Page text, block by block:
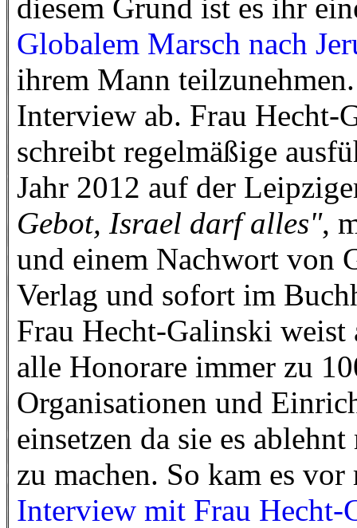
diesem Grund ist es ihr
Globalem Marsch nach
ihrem Mann
Interview ab. Frau
schreibt regelmäßige
Jahr 2012 auf der
Gebot, Israel darf alles",
und einem Nachwort von
Verlag und sofort im
Frau Hecht-Galinski weist
alle Honorare immer zu
Organisationen und
einsetzen da sie es
zu machen. So kam es
Interview mit Frau Hecht-